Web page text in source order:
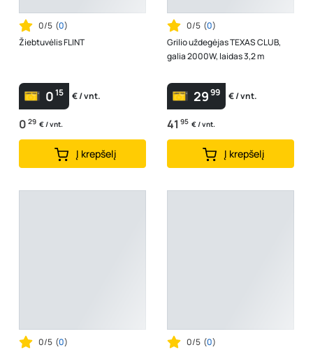
0/5 (0)
Žiebtuvėlis FLINT
015 € / vnt.
0 29 € / vnt.
Į krepšelį
0/5 (0)
Grilio uždegėjas TEXAS CLUB,
galia 2000W, laidas 3,2 m
2999 € / vnt.
41 95 € / vnt.
Į krepšelį
0/5 (0)
0/5 (0)